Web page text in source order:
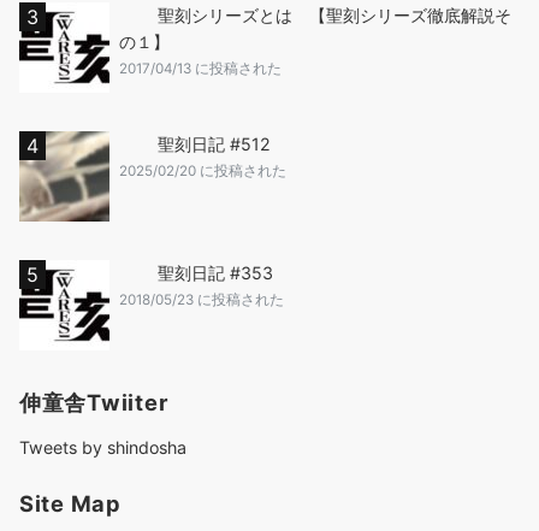
聖刻シリーズとは 【聖刻シリーズ徹底解説そ
の１】
2017/04/13 に投稿された
聖刻日記 #512
2025/02/20 に投稿された
聖刻日記 #353
2018/05/23 に投稿された
伸童舎Twiiter
Tweets by shindosha
Site Map